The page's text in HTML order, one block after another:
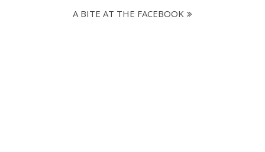
A BITE AT THE FACEBOOK